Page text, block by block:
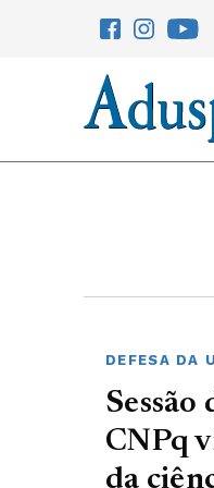
DEFESA DA
CNPq
da